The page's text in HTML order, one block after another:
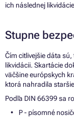
ich následnej
Stupne
Čím citlivejšie dáta sú,
likvidácii. Skartácie
väčšine európskych
ktorá nahradila
Podľa DIN 66399sa
P - písomné